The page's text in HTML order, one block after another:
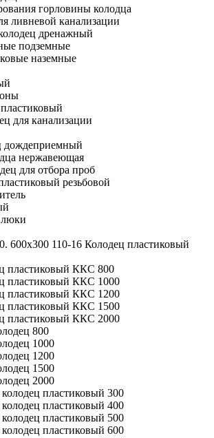
горловины колодца
ливневой канализации
дренажный
подземные
наземные
для канализации
дождеприемный
нержавеющая
для отбора проб
резьбовой
600х300 110-16 Колодец пластиковый
пластиковый ККС 800
пластиковый ККС 1000
пластиковый ККС 1200
пластиковый ККС 1500
пластиковый ККС 2000
800
1000
1200
1500
2000
пластиковый 300
пластиковый 400
пластиковый 500
пластиковый 600